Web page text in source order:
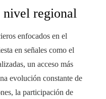
nivel regional
enfocados en el
en señales como el
un acceso más
evolución constante de
la participación de